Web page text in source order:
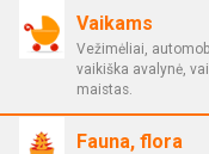
Vaikams
Vežimėliai,
vaikiška avalynė,
maistas.
Fauna, flora